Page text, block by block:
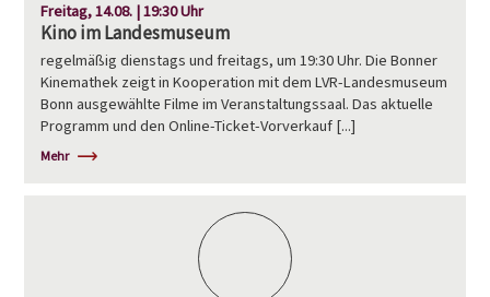
Freitag, 14.08. | 19:30 Uhr
Kino im Landesmuseum
regelmäßig dienstags und freitags, um 19:30 Uhr. Die Bonner
Kinemathek zeigt in Kooperation mit dem LVR-Landesmuseum
Bonn ausgewählte Filme im Veranstaltungssaal. Das aktuelle
Programm und den Online-Ticket-Vorverkauf [...]
Mehr